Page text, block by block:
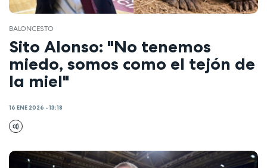
BALONCESTO
Sito Alonso: "No tenemos
miedo, somos como el tejón de
la miel"
16 ENE 2026 - 13:18